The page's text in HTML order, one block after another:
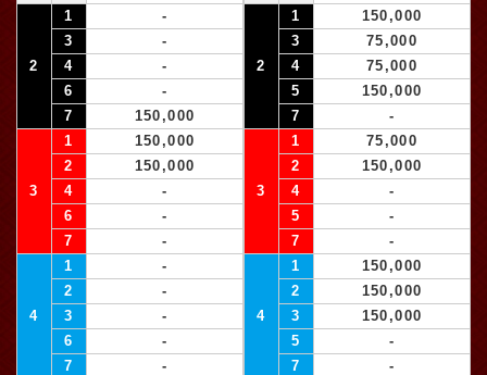
2
1
-
3
-
4
-
6
-
7
150,000
3
1
150,000
2
150,000
4
-
6
-
7
-
4
1
-
2
-
3
-
6
-
7
-
2
1
150,000
3
75,000
4
75,000
5
150,000
7
-
3
1
75,000
2
150,000
4
-
5
-
7
-
4
1
150,000
2
150,000
3
150,000
5
-
7
-